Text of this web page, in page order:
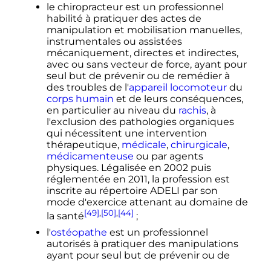
le chiropracteur est un professionnel
habilité à pratiquer des actes de
manipulation et mobilisation manuelles,
instrumentales ou assistées
mécaniquement, directes et indirectes,
avec ou sans vecteur de force, ayant pour
seul but de prévenir ou de remédier à
des troubles de l'appareil locomoteurdu
corps humain et de leurs conséquences,
en particulier au niveau du rachis, à
l'exclusion des pathologies organiques
qui nécessitent une intervention
thérapeutique, médicale, chirurgicale,
médicamenteuse ou par agents
physiques. Légalisée en 2002 puis
réglementée en 2011, la profession est
inscrite au répertoire ADELI par son
mode d'exercice attenant au domaine de
la santé[49],[50],[44] ;
l'ostéopathe est un professionnel
autorisés à pratiquer des manipulations
ayant pour seul but de prévenir ou de